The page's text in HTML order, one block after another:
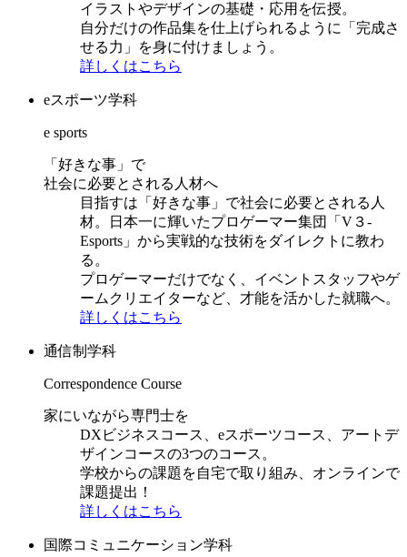
イラストやデザインの基礎・応用を伝授。
自分だけの作品集を仕上げられるように「完成さ
せる力」を身に付けましょう。
詳しくはこちら
eスポーツ学科
e sports
「好きな事」で
社会に必要とされる人材へ
目指すは「好きな事」で社会に必要とされる人
材。日本一に輝いたプロゲーマー集団「V３-
Esports」から実戦的な技術をダイレクトに教わ
る。
プロゲーマーだけでなく、イベントスタッフやゲ
ームクリエイターなど、才能を活かした就職へ。
詳しくはこちら
通信制学科
Correspondence Course
家にいながら専門士を
DXビジネスコース、eスポーツコース、アートデ
ザインコースの3つのコース。
学校からの課題を自宅で取り組み、オンラインで
課題提出！
詳しくはこちら
国際コミュニケーション学科